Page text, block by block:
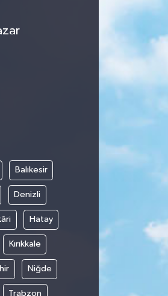
Balıkesir
Denizli
Hatay
Kırıkkale
Niğde
Trabzon